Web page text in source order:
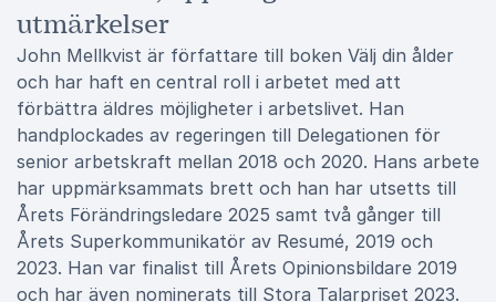
utmärkelser
John Mellkvist är författare till boken Välj din ålder
och har haft en central roll i arbetet med att
förbättra äldres möjligheter i arbetslivet. Han
handplockades av regeringen till Delegationen för
senior arbetskraft mellan 2018 och 2020. Hans arbete
har uppmärksammats brett och han har utsetts till
Årets Förändringsledare 2025 samt två gånger till
Årets Superkommunikatör av Resumé, 2019 och
2023. Han var finalist till Årets Opinionsbildare 2019
och har även nominerats till Stora Talarpriset 2023.